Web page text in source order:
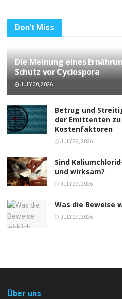
Don't Miss
Die Meinung eines
Schutz vor Cyclospora
JULY 30, 2026
Betrug und
der Emittenten
Kostenfaktoren
JULY 29, 2026
Sind
und wirksam?
JULY 29, 2026
Was die Beweise
JULY 29, 2026
Über uns